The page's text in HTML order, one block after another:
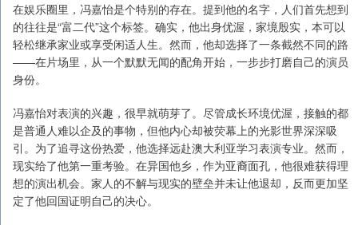
在娱乐圈里，冯嘉怡是个特别的存在。提到他的名字，人们首先想到
的往往是“富二代”这个标签。确实，他出身优渥，家境殷实，本可以
轻松继承家业或享受闲适人生。然而，他却选择了一条截然不同的路
——在片场里，从一个默默无闻的配角开始，一步步打磨自己的演员
身份。
冯嘉怡对表演的兴趣，很早就萌芽了。尽管成长环境优渥，接触的都
是普通人难以企及的事物，但他内心却被荧幕上的光影世界深深吸
引。为了追寻这份热爱，他选择远赴澳大利亚学习表演专业。然而，
现实给了他第一重考验。在异国他乡，作为亚裔面孔，他很难获得理
想的演出机会。家人的不解与现实的壁垒并未让他退却，反而更加坚
定了他回国证明自己的决心。